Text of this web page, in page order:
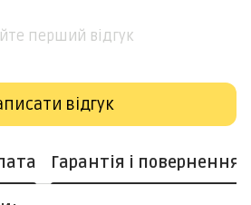
перший відгук
відгук
Гарантія і повернення